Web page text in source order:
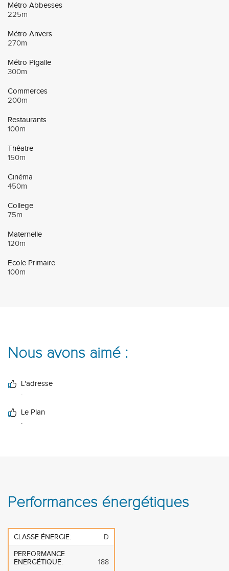
Métro Abbesses
225m
Métro Anvers
270m
Métro Pigalle
300m
Commerces
200m
Restaurants
100m
Thêatre
150m
Cinéma
450m
College
75m
Maternelle
120m
Ecole Primaire
100m
Nous avons aimé :
L'adresse
Le Plan
Performances énergétiques
CLASSE ÉNERGIE: D
PERFORMANCE
ENERGÉTIQUE:
188